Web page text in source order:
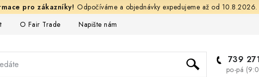
Odpočíváme a objednávky expedujeme až od 10.8.2026.
O Fair Trade Napište nám Ochrana
739
po-pá